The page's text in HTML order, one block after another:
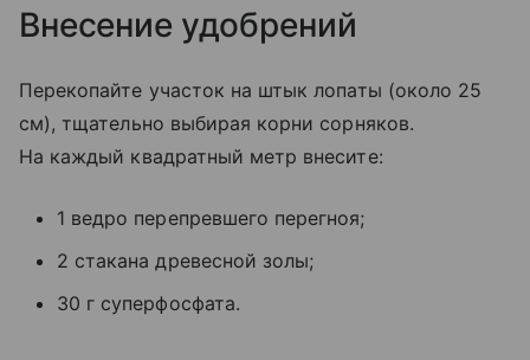
Внесение удобрений
Перекопайте участок на штык лопаты (около 25
см), тщательно выбирая корни сорняков.
На каждый квадратный метр внесите:
1 ведро перепревшего перегноя;
2 стакана древесной золы;
30 г суперфосфата.